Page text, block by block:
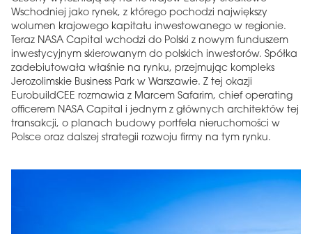
Wschodniej jako rynek, z którego pochodzi największy
wolumen krajowego kapitału inwestowanego w regionie.
Teraz NASA Capital wchodzi do Polski z nowym funduszem
inwestycyjnym skierowanym do polskich inwestorów. Spółka
zadebiutowała właśnie na rynku, przejmując kompleks
Jerozolimskie Business Park w Warszawie. Z tej okazji
EurobuildCEE rozmawia z Marcem Safarim, chief operating
officerem NASA Capital i jednym z głównych architektów tej
transakcji, o planach budowy portfela nieruchomości w
Polsce oraz dalszej strategii rozwoju firmy na tym rynku.